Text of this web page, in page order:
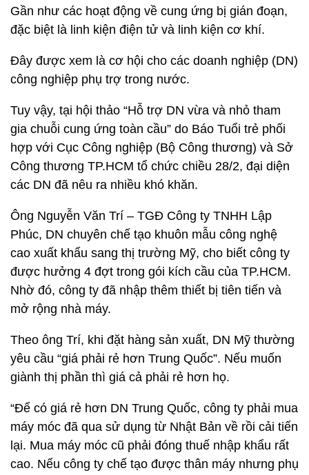
Gần như các hoạt động về cung ứng bị gián đoạn,
đặc biệt là linh kiện điện tử và linh kiện cơ khí.
Đây được xem là cơ hội cho các doanh nghiệp (DN)
công nghiệp phụ trợ trong nước.
Tuy vậy, tại hội thảo “Hỗ trợ DN vừa và nhỏ tham
gia chuỗi cung ứng toàn cầu” do Báo Tuổi trẻ phối
hợp với Cục Công nghiệp (Bộ Công thương) và Sở
Công thương TP.HCM tổ chức chiều 28/2, đại diện
các DN đã nêu ra nhiều khó khăn.
Ông Nguyễn Văn Trí – TGĐ Công ty TNHH Lập
Phúc, DN chuyên chế tạo khuôn mẫu công nghệ
cao xuất khẩu sang thị trường Mỹ, cho biết công ty
được hưởng 4 đợt trong gói kích cầu của TP.HCM.
Nhờ đó, công ty đã nhập thêm thiết bị tiên tiến và
mở rộng nhà máy.
Theo ông Trí, khi đặt hàng sản xuất, DN Mỹ thường
yêu cầu “giá phải rẻ hơn Trung Quốc”. Nếu muốn
giành thị phần thì giá cả phải rẻ hơn họ.
“Để có giá rẻ hơn DN Trung Quốc, công ty phải mua
máy móc đã qua sử dụng từ Nhật Bản về rồi cải tiến
lại. Mua máy móc cũ phải đóng thuế nhập khẩu rất
cao. Nếu công ty chế tạo được thân máy nhưng phụ